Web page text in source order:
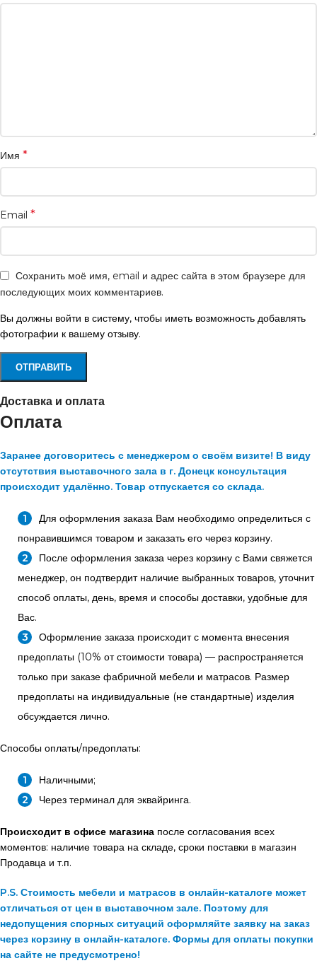
Имя *
Email *
Сохранить моё имя, email и адрес сайта в этом браузере для
последующих моих комментариев.
Вы должны войти в систему, чтобы иметь возможность добавлять
фотографии к вашему отзыву.
Доставка и оплата
Оплата
Заранее договоритесь с менеджером о своём визите! В виду
отсутствия выставочного зала в г. Донецк консультация
происходит удалённо. Товар отпускается со склада.
Для оформления заказа Вам необходимо определиться с
понравившимся товаром и заказать его через корзину.
После оформления заказа через корзину с Вами свяжется
менеджер, он подтвердит наличие выбранных товаров, уточнит
способ оплаты, день, время и способы доставки, удобные для
Вас.
Оформление заказа происходит с момента внесения
предоплаты (10% от стоимости товара) — распространяется
только при заказе фабричной мебели и матрасов. Размер
предоплаты на индивидуальные (не стандартные) изделия
обсуждается лично.
Способы оплаты/предоплаты:
Наличными;
Через терминал для эквайринга.
Происходит в офисе магазина после согласования всех
моментов: наличие товара на складе, сроки поставки в магазин
Продавца и т.п.
P.S. Стоимость мебели и матрасов в онлайн-каталоге может
отличаться от цен в выставочном зале. Поэтому для
недопущения спорных ситуаций оформляйте заявку на заказ
через корзину в онлайн-каталоге. Формы для оплаты покупки
на сайте не предусмотрено!